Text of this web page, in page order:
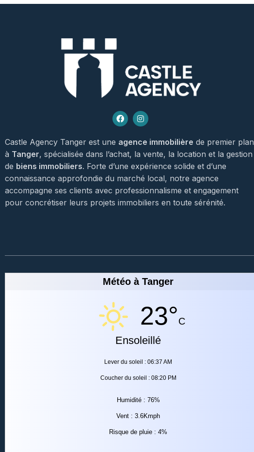
Castle Agency Tanger est une agence immobilière de premier plan
à Tanger, spécialisée dans l’achat, la vente, la location et la gestion
de biens immobiliers. Forte d’une expérience solide et d’une
connaissance approfondie du marché local, notre agence
accompagne ses clients avec professionnalisme et engagement
pour concrétiser leurs projets immobiliers en toute sérénité.
Météo à Tanger
23°C
Ensoleillé
Lever du soleil : 06:37 AM
Coucher du soleil : 08:20 PM
Humidité : 76%
Vent : 3.6Kmph
Risque de pluie : 4%